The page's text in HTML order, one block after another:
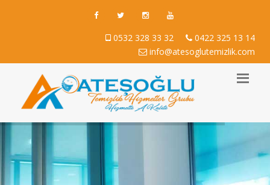
0422 325 13 14
0532 328 33 32
info@atesoglutemizlik.com